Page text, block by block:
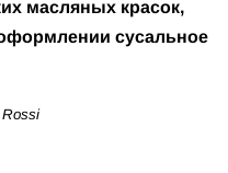
масляных красок,
сусальное